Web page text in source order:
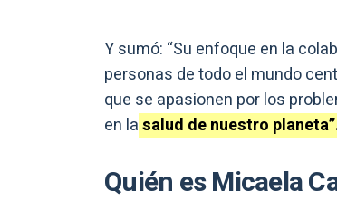
Y sumó: “Su enfoque en la
personas de todo el mundo
que se apasionen por los
en lasalud de nuestro
Quién es Micaela